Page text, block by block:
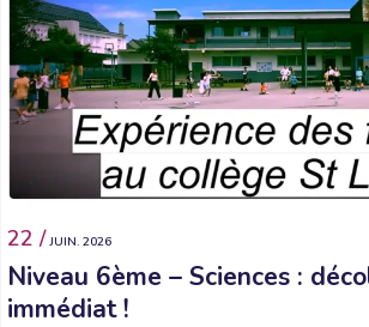
22 / JUIN. 2026
Niveau 6ème – Sciences :
immédiat !